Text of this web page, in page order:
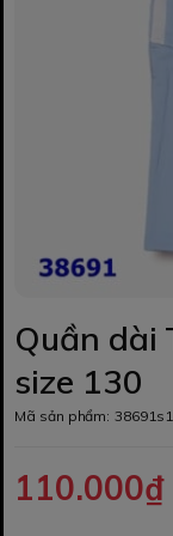
Quần dài
size 130
Mã sản phẩm:
110.000₫